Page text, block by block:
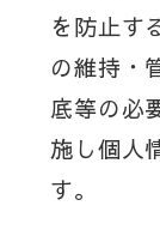
を防止す
の維持・
底等の必
施し個人
す。